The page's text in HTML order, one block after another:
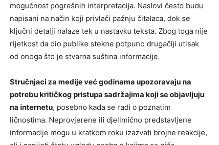
mogućnost pogrešnih interpretacija. Naslovi često budu
napisani na način koji privlači pažnju čitalaca, dok se
ključni detalji nalaze tek u nastavku teksta. Zbog toga nije
rijetkost da dio publike stekne potpuno drugačiji utisak
od onoga što je stvarna suština informacije.
Stručnjaci za medije već godinama upozoravaju na
potrebu kritičkog pristupa sadržajima koji se objavljuju
na internetu, posebno kada se radi o poznatim
ličnostima. Neprovjerene ili djelimično predstavljene
informacije mogu u kratkom roku izazvati brojne reakcije,